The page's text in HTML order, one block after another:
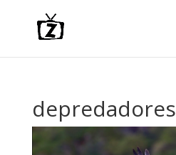
depredadores